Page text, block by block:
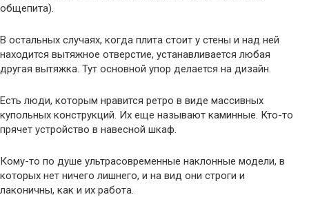
общепита).
В остальных случаях, когда плита стоит у стены и над ней
находится вытяжное отверстие, устанавливается любая
другая вытяжка. Тут основной упор делается на дизайн.
Есть люди, которым нравится ретро в виде массивных
купольных конструкций. Их еще называют каминные. Кто-то
прячет устройство в навесной шкаф.
Кому-то по душе ультрасовременные наклонные модели, в
которых нет ничего лишнего, и на вид они строги и
лаконичны, как и их работа.